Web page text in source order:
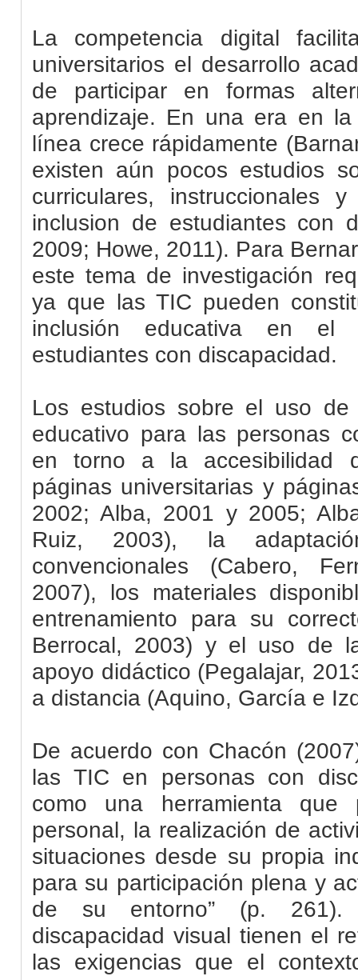
La competencia digital
universitarios el desarrollo
de participar en formas
aprendizaje. En una era en
línea crece rápidamente (
existen aún pocos estudios
curriculares, instruccionales y
inclusion de estudiantes con
2009; Howe, 2011). Para
este tema de investigación
ya que las TIC pueden
inclusión educativa en el
estudiantes con discapacidad.
Los estudios sobre el uso
educativo para las personas
en torno a la accesibilidad
páginas universitarias y
2002; Alba, 2001 y 2005;
Ruiz, 2003), la
convencionales (Cabero,
2007), los materiales
entrenamiento para su
Berrocal, 2003) y el uso de
apoyo didáctico (Pegalajar,
a distancia (Aquino, García e
De acuerdo con Chacón
las TIC en personas con
como una herramienta que
personal, la realización de
situaciones desde su propia
para su participación plena y
de su entorno” (p. 261).
discapacidad visual tienen el
las exigencias que el